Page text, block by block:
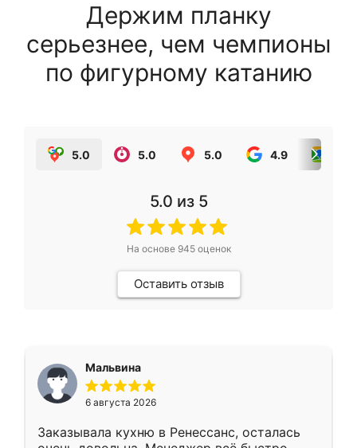
Держим планку
серьезнее, чем чемпионы
по фигурному катанию
5.0 5.0 5.0 4.9
5.0 из 5
На основе 945оценок
Оставить отзыв
Мальвина
6 августа 2026
Заказывала кухню в Ренессанс, осталась